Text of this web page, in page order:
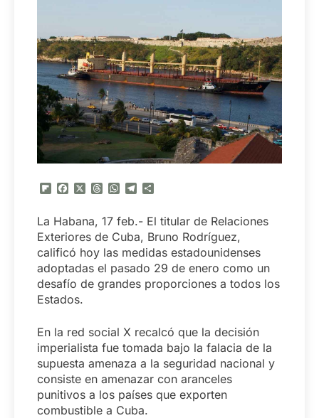
Flipboard
FacebookThreadsWhatsApp
Telegram
La Habana, 17 feb.- El titular de Relaciones
Exteriores de Cuba, Bruno Rodríguez,
calificó hoy las medidas estadounidenses
adoptadas el pasado 29 de enero como un
desafío de grandes proporciones a todos los
Estados.
En la red social X recalcó que la decisión
imperialista fue tomada bajo la falacia de la
supuesta amenaza a la seguridad nacional y
consiste en amenazar con aranceles
punitivos a los países que exporten
combustible a Cuba.